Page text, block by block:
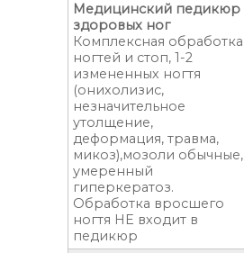
Медицинский педикюр
здоровых ног
Комплексная обработка
ногтей и стоп, 1-2
измененных ногтя
(онихолизис,
незначительное
утолщение,
деформация, травма,
микоз),мозоли обычные,
умеренный
гиперкератоз.
Обработка вросшего
ногтя НЕ входит в
педикюр